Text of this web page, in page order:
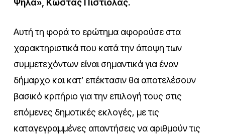
Ψηλά», Κώστας Πιστιόλας.
Αυτή τη φορά το ερώτημα αφορούσε στα
χαρακτηριστικά που κατά την άποψη των
συμμετεχόντων είναι σημαντικά για έναν
δήμαρχο και κατ’ επέκτασιν θα αποτελέσουν
βασικό κριτήριο για την επιλογή τους στις
επόμενες δημοτικές εκλογές, με τις
καταγεγραμμένες απαντήσεις να αριθμούν τις